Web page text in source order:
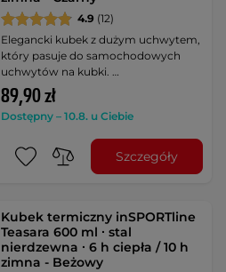
4.9 (12)
Elegancki kubek z dużym uchwytem,
który pasuje do samochodowych
uchwytów na kubki. …
89,90 zł
Dostępny – 10.8. u Ciebie
Szczegóły
Kubek termiczny inSPORTline
Teasara 600 ml ∙ stal
nierdzewna ∙ 6 h ciepła / 10 h
zimna - Beżowy